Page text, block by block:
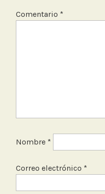
l
Comentario *
Nombre *
Correo electrónico *